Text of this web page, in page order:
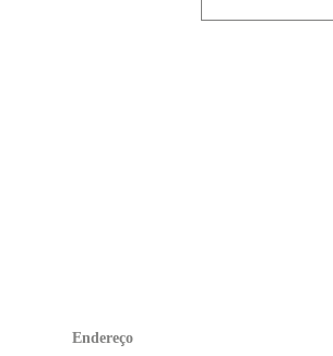
Endereço